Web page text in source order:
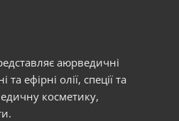
аюрведичні
ефірні олії, спеції та
косметику,